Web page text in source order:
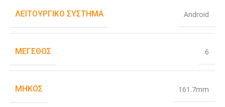
ΛΕΙΤΟΥΡΓΙΚΌ ΣΎΣΤΗΜΑ Android
ΜΈΓΕΘΟΣ 6
ΜΉΚΟΣ 161.7mm